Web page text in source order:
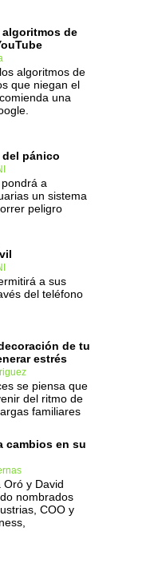
de
algoritmos de
que niegan el
una
pánico
a
un sistema
peligro
a sus
del teléfono
de tu
estrés
se piensa que
del ritmo de
familiares
cambios en su
Oró y David
nombrados
COO y